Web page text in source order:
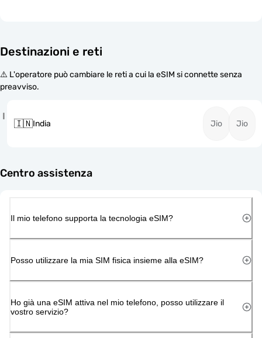
Destinazioni e reti
⚠️ L'operatore può cambiare le reti a cui la eSIM si connette senza
preavviso.
I
🇮🇳India Jio Jio
Centro assistenza
Il mio telefono supporta la tecnologia eSIM?
Posso utilizzare la mia SIM fisica insieme alla eSIM?
Ho già una eSIM attiva nel mio telefono, posso utilizzare il
vostro servizio?